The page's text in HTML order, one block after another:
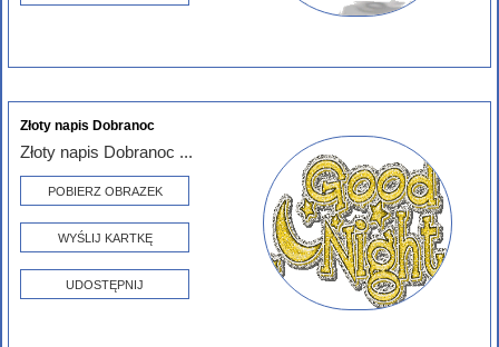
Złoty napis Dobranoc
Złoty napis Dobranoc ...
POBIERZ OBRAZEK
WYŚLIJ KARTKĘ
UDOSTĘPNIJ